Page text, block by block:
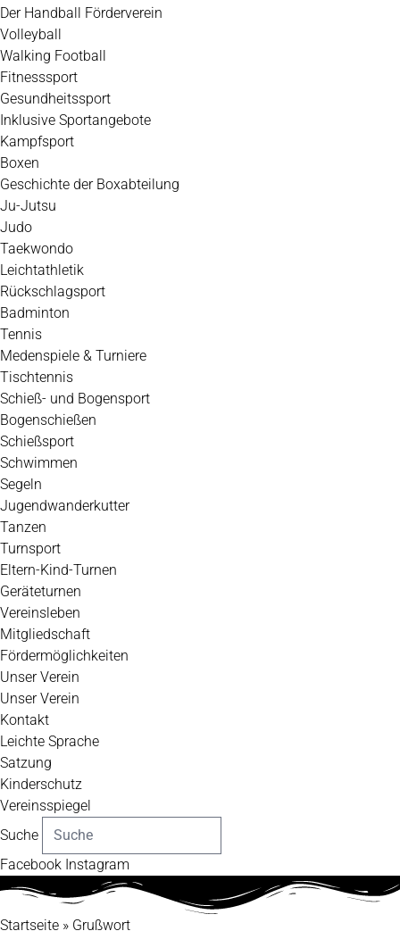
Der Handball Förderverein
Volleyball
Walking Football
Fitnesssport
Gesundheitssport
Inklusive Sportangebote
Kampfsport
Boxen
Geschichte der Boxabteilung
Ju-Jutsu
Judo
Taekwondo
Leichtathletik
Rückschlagsport
Badminton
Tennis
Medenspiele & Turniere
Tischtennis
Schieß- und Bogensport
Bogenschießen
Schießsport
Schwimmen
Segeln
Jugendwanderkutter
Tanzen
Turnsport
Eltern-Kind-Turnen
Geräteturnen
Vereinsleben
Mitgliedschaft
Fördermöglichkeiten
Unser Verein
Unser Verein
Kontakt
Leichte Sprache
Satzung
Kinderschutz
Vereinsspiegel
Suche
Facebook Instagram
Startseite » Grußwort